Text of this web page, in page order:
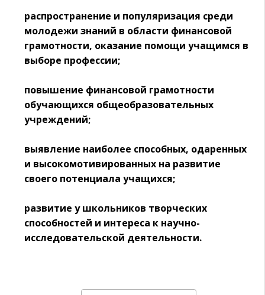
распространение и популяризация среди
молодежи знаний в области финансовой
грамотности, оказание помощи учащимся в
выборе профессии;
повышение финансовой грамотности
обучающихся общеобразовательных
учреждений;
выявление наиболее способных, одаренных
и высокомотивированных на развитие
своего потенциала учащихся;
развитие у школьников творческих
способностей и интереса к научно-
исследовательской деятельности.